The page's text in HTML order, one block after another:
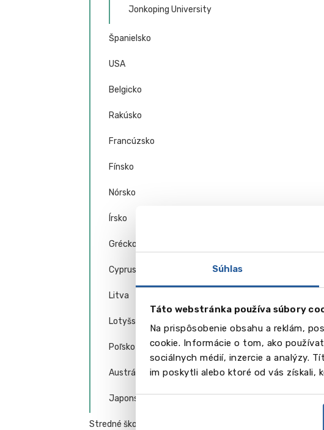
Súhlas
Táto webstránka používa súbory
Na prispôsobenie obsahu a reklám,
cookie. Informácie o tom, ako
sociálnych médií, inzercie a analýzy.
im poskytli alebo ktoré od vás získali,
Jonkoping University
Španielsko
USA
Belgicko
Rakúsko
Francúzsko
Fínsko
Nórsko
Írsko
Grécko
Cyprus
Litva
Lotyšsko
Poľsko
Austrália
Japonsko
Stredné školy v zahraničí